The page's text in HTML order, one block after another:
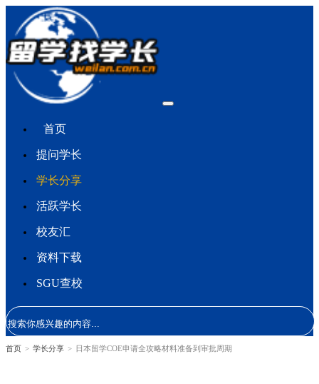
首页
提问学长
学长分享
活跃学长
校友汇
资料下载
SGU查校
首页 > 学长分享 > 日本留学COE申请全攻略材料准备到审批周期